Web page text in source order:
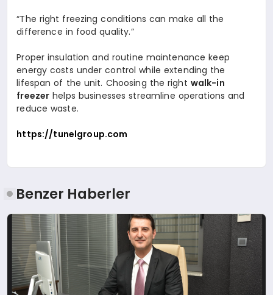
“The right freezing conditions can make all the
difference in food quality.”
Proper insulation and routine maintenance keep
energy costs under control while extending the
lifespan of the unit. Choosing the right walk-in
freezer helps businesses streamline operations and
reduce waste.
https://tunelgroup.com
Benzer Haberler